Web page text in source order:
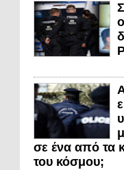
σε ένα από τα
του κόσμου;